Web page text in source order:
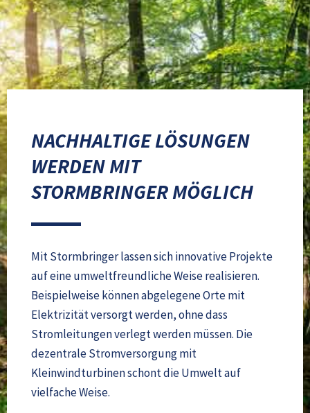
NACHHALTIGE LÖSUNGEN
WERDEN MIT
STORMBRINGER MÖGLICH
Mit Stormbringer lassen sich innovative Projekte
auf eine umweltfreundliche Weise realisieren.
Beispielweise können abgelegene Orte mit
Elektrizität versorgt werden, ohne dass
Stromleitungen verlegt werden müssen. Die
dezentrale Stromversorgung mit
Kleinwindturbinen schont die Umwelt auf
vielfache Weise.